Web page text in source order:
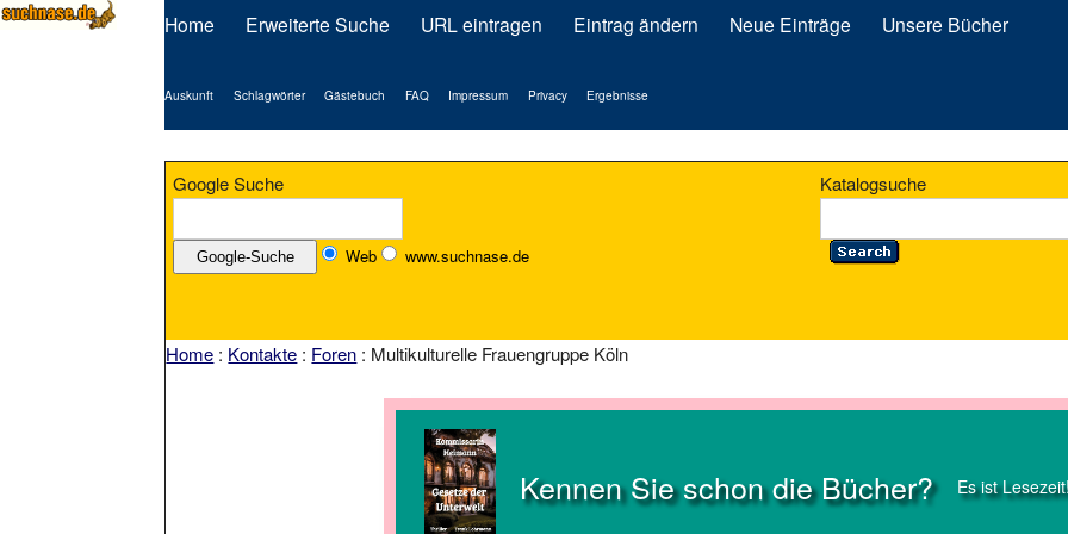
Home Erweiterte Suche URL eintragen Eintrag ändern Neue Einträge Unsere Bücher
Auskunft Schlagwörter Gästebuch FAQ Impressum Privacy Ergebnisse
Google Suche
Web www.suchnase.de
Katalogsuche
Home : Kontakte : Foren : Multikulturelle Frauengruppe Köln
Kennen Sie schon die Bücher? Es ist